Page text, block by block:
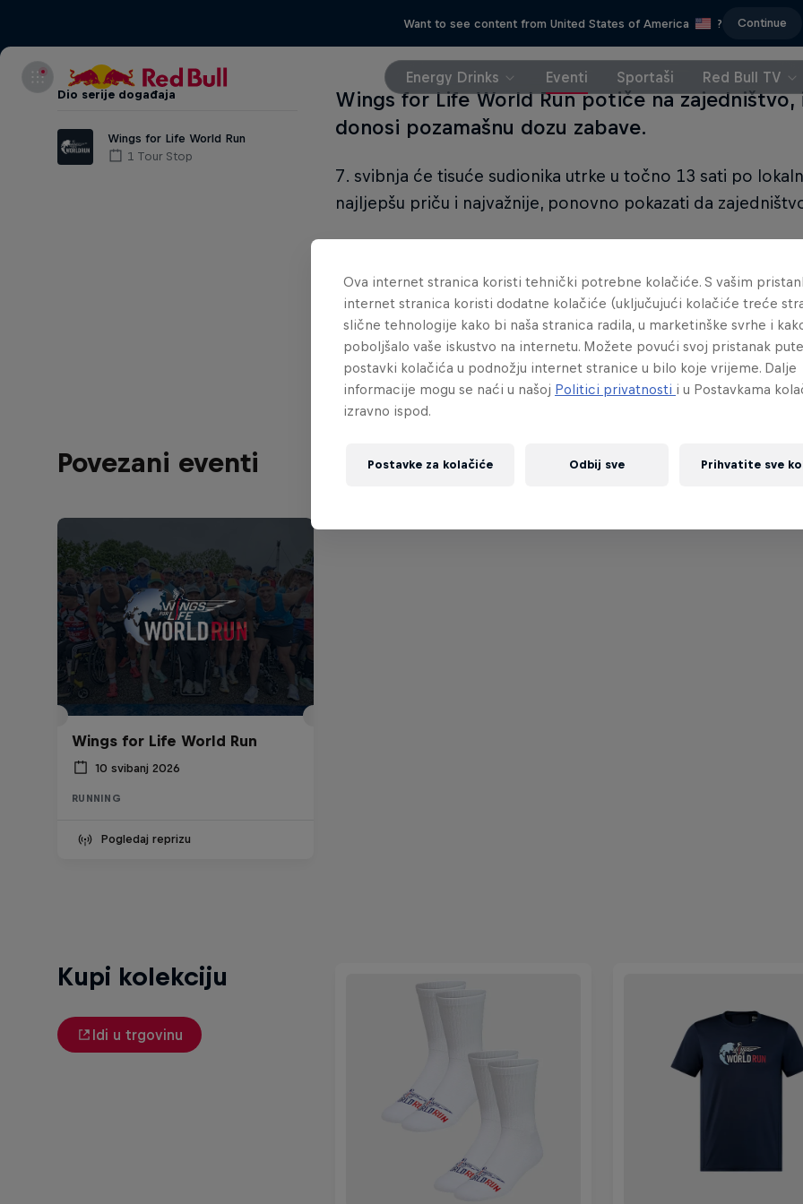
Want to see content from United States of America ? Continue
Energy Drinks Eventi Sportaši Red Bull TV
Dio serije događaja
Wings for Life World Run
1 Tour Stop
Wings for Life World Run potiče na
donosi pozamašnu dozu zabave.
7. svibnja će tisuće sudionika utrke u točno 13 sati po
najljepšu priču i najvažnije, ponovno pokazati da
U utrci mogu sudjelovati apsolutno svi - bez obzira na to
početnici koji se nikada nisu bavili trčanjem.
Povezani eventi
Wings for Life World Run
10 svibanj 2026
RUNNING
Pogledaj reprizu
Kupi kolekciju
Idi u trgovinu
Ova internet stranica koristi tehnički potrebne kolačiće. S vašim
internet stranica koristi dodatne kolačiće (uključujući kolačiće treće
slične tehnologije kako bi naša stranica radila, u marketinške svrhe i
poboljšalo vaše iskustvo na internetu. Možete povući svoj pristanak
postavki kolačića u podnožju internet stranice u bilo koje vrijeme. Dalje
informacije mogu se naći u našoj Politici privatnosti i u Postavkama
izravno ispod.
Postavke za kolačiće Odbij sve Prihvatite sve